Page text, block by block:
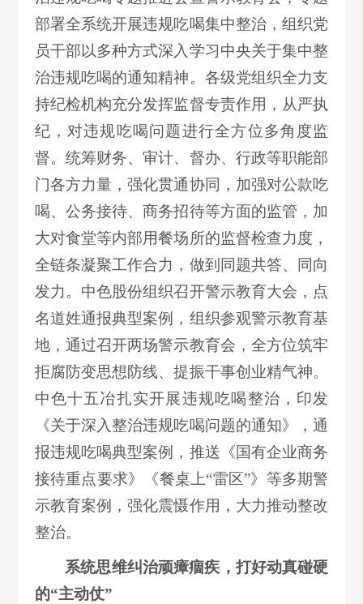
部署全系统开展违规吃喝集中整治，组织党
员干部以多种方式深入学习中央关于集中整
治违规吃喝的通知精神。各级党组织全力支
持纪检机构充分发挥监督专责作用，从严执
纪，对违规吃喝问题进行全方位多角度监
督。统筹财务、审计、督办、行政等职能部
门各方力量，强化贯通协同，加强对公款吃
喝、公务接待、商务招待等方面的监管，加
大对食堂等内部用餐场所的监督检查力度，
全链条凝聚工作合力，做到同题共答、同向
发力。中色股份组织召开警示教育大会，点
名道姓通报典型案例，组织参观警示教育基
地，通过召开两场警示教育会，全方位筑牢
拒腐防变思想防线、提振干事创业精气神。
中色十五冶扎实开展违规吃喝整治，印发
《关于深入整治违规吃喝问题的通知》，通
报违规吃喝典型案例，推送《国有企业商务
接待重点要求》《餐桌上“雷区”》等多期警
示教育案例，强化震慑作用，大力推动整改
整治。
系统思维纠治顽瘴痼疾，打好动真碰硬
的“主动仗”